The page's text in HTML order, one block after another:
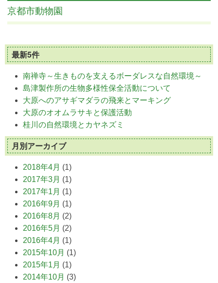
京都市動物園
最新5件
南禅寺～生きものを支えるボーダレスな自然環境～
島津製作所の生物多様性保全活動について
大原へのアサギマダラの飛来とマーキング
大原のオオムラサキと保護活動
桂川の自然環境とカヤネズミ
月別アーカイブ
2018年4月 (1)
2017年3月 (1)
2017年1月 (1)
2016年9月 (1)
2016年8月 (2)
2016年5月 (2)
2016年4月 (1)
2015年10月 (1)
2015年1月 (1)
2014年10月 (3)